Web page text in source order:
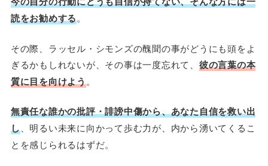
読をお勧めする。
その際、ラッセル・シモンズの醜聞の事がどうにも頭をよ
ぎるかもしれないが、その事は一度忘れて、 彼の言葉の本
質に目を向けよう。
無責任な誰かの批評・誹謗中傷から、あなた自信を救い出
し、明るい未来に向かって歩む力が、内から湧いてくるこ
とを感じられるはずだ。